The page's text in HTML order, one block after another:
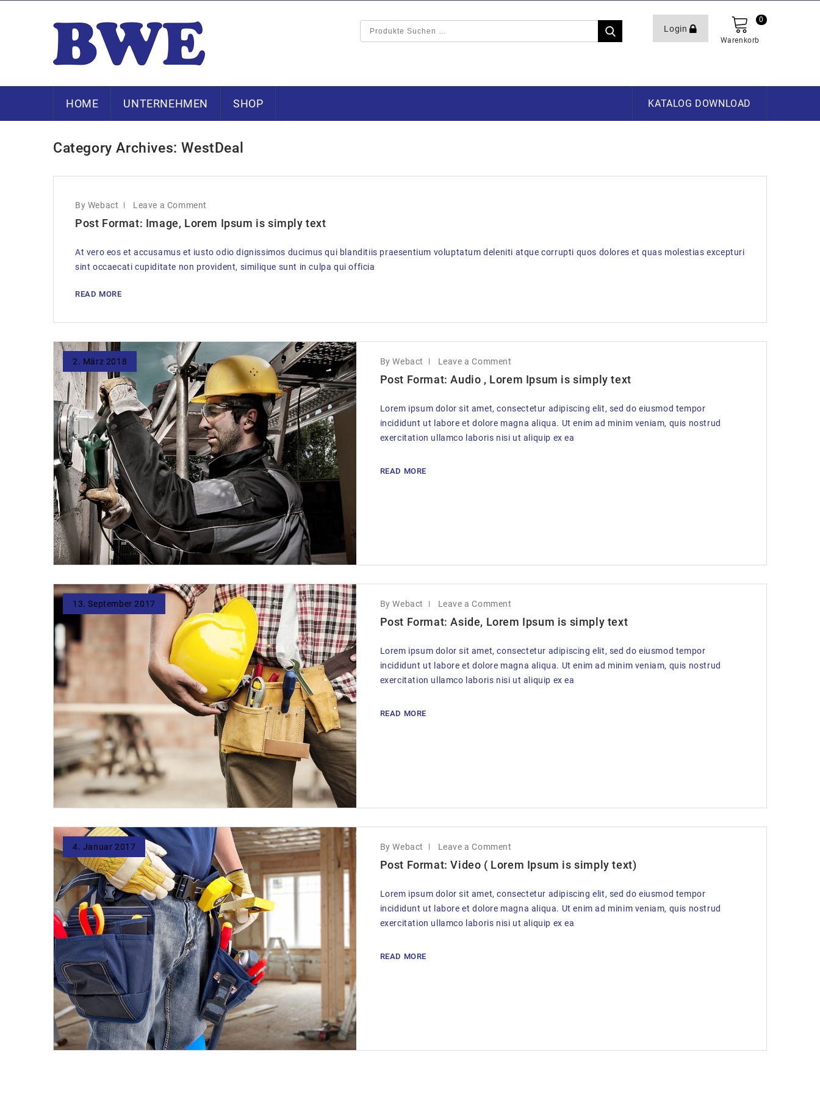
Login
Warenkorb
0
HOME UNTERNEHMEN SHOP KATALOG DOWNLOAD
Category Archives: WestDeal
By Webact Leave a Comment
Post Format: Image, Lorem Ipsum is simply text
At vero eos et accusamus et iusto odio dignissimos ducimus qui blanditiis praesentium voluptatum deleniti atque corrupti quos dolores et quas molestias excepturi
sint occaecati cupiditate non provident, similique sunt in culpa qui officia
READ MORE
2. März 2018 By Webact Leave a Comment
Post Format: Audio , Lorem Ipsum is simply text
Lorem ipsum dolor sit amet, consectetur adipiscing elit, sed do eiusmod tempor
incididunt ut labore et dolore magna aliqua. Ut enim ad minim veniam, quis nostrud
exercitation ullamco laboris nisi ut aliquip ex ea
READ MORE
13. September 2017 By Webact Leave a Comment
Post Format: Aside, Lorem Ipsum is simply text
Lorem ipsum dolor sit amet, consectetur adipiscing elit, sed do eiusmod tempor
incididunt ut labore et dolore magna aliqua. Ut enim ad minim veniam, quis nostrud
exercitation ullamco laboris nisi ut aliquip ex ea
READ MORE
4. Januar 2017 By Webact Leave a Comment
Post Format: Video ( Lorem Ipsum is simply text)
Lorem ipsum dolor sit amet, consectetur adipiscing elit, sed do eiusmod tempor
incididunt ut labore et dolore magna aliqua. Ut enim ad minim veniam, quis nostrud
exercitation ullamco laboris nisi ut aliquip ex ea
READ MORE